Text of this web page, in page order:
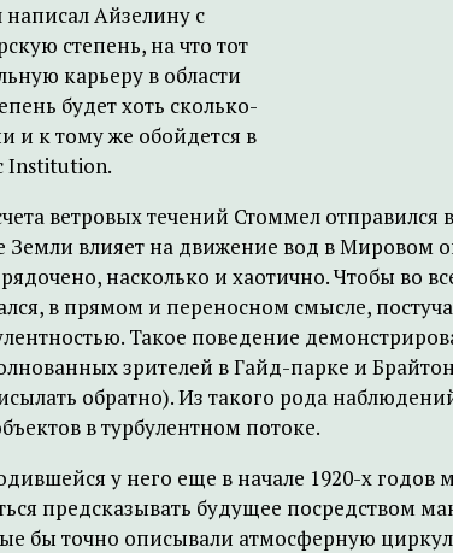
Айзелину с
степень, на что тот
карьеру в области
будет хоть сколько-
и к тому же обойдется в
Institution.
ветровых течений Стоммел
Земли влияет на движение вод в Мировом
насколько и хаотично. Чтобы во
в прямом и переносном смысле,
Такое поведение
зрителей в Гайд-парке и
обратно). Из такого рода
в турбулентном потоке.
у него еще в начале 1920-х
предсказывать будущее посредством
бы точно описывали атмосферную